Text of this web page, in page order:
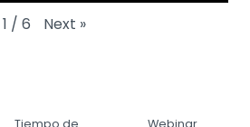
1 / 6 Next »
Tiempo de
Webinar